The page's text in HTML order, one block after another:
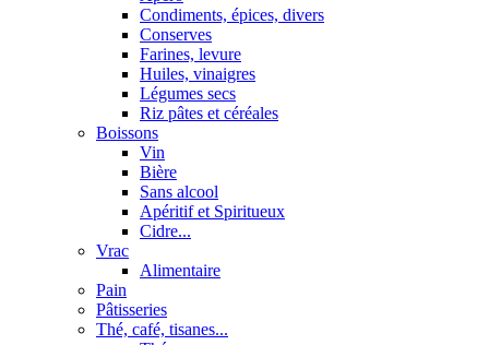
Condiments, épices, divers
Conserves
Farines, levure
Huiles, vinaigres
Légumes secs
Riz pâtes et céréales
Boissons
Vin
Bière
Sans alcool
Apéritif et Spiritueux
Cidre...
Vrac
Alimentaire
Pain
Pâtisseries
Thé, café, tisanes...